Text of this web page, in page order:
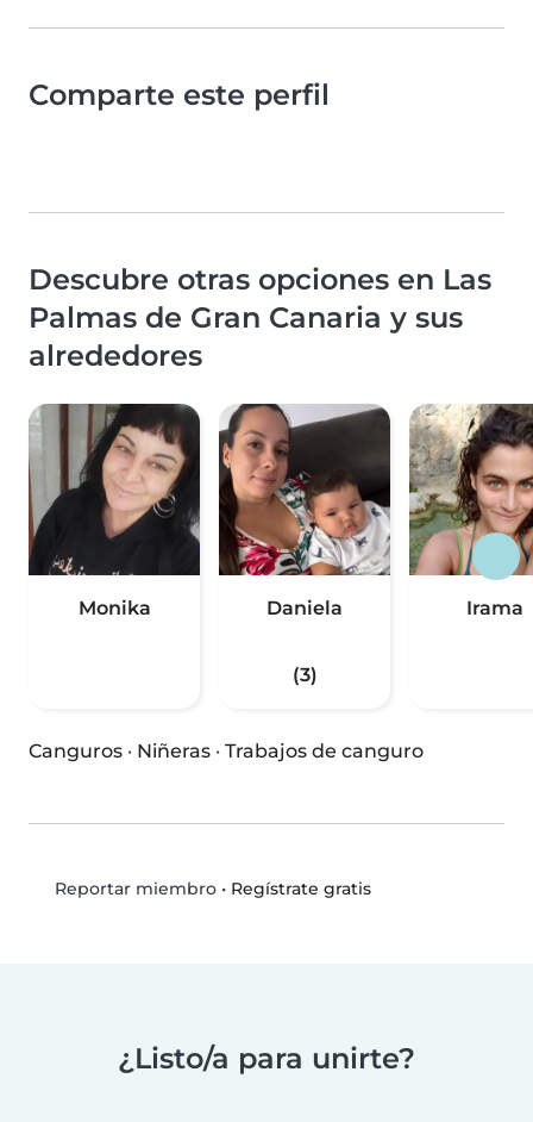
Comparte este perfil
Descubre otras opciones en Las
Palmas de Gran Canaria y sus
alrededores
Monika Daniela
(3)
Irama
Canguros · Niñeras · Trabajos de canguro
Reportar miembro• Regístrate gratis
¿Listo/a para unirte?